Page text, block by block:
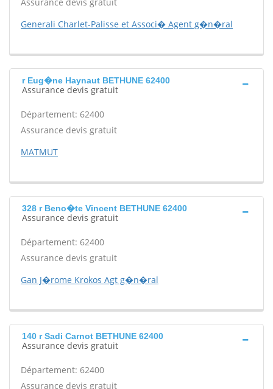
Generali Charlet-Palisse et Associ� Agent g�n�ral
r Eug�ne Haynaut BETHUNE 62400
Assurance devis gratuit
Département: 62400
Assurance devis gratuit
MATMUT
328 r Beno�te Vincent BETHUNE 62400
Assurance devis gratuit
Département: 62400
Assurance devis gratuit
Gan J�rome Krokos Agt g�n�ral
140 r Sadi Carnot BETHUNE 62400
Assurance devis gratuit
Département: 62400
Assurance devis gratuit